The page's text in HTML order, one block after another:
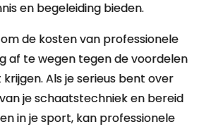
en begeleiding bieden.
de kosten van professionele
af te wegen tegen de voordelen
Als je serieus bent over
je schaatstechniek en bereid
in je sport, kan professionele